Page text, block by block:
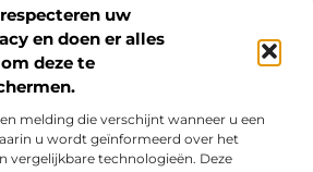
uw
en doen er alles
deze te
melding die verschijnt wanneer u een
u wordt geïnformeerd over het
vergelijkbare technologieën. Deze
leven met inspiratie en verhalen.
tips, creatieve ideeën en waardevolle
op Bnontwerp.nl.